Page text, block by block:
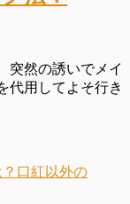
突然の誘いでメイ
代用してよそ行き